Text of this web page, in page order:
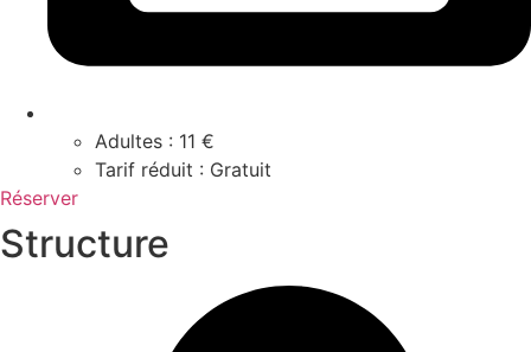
Adultes : 11 €
Tarif réduit : Gratuit
Réserver
Structure